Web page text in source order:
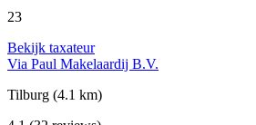
23
Bekijk taxateur
Via Paul Makelaardij B.V.
Tilburg (4.1 km)